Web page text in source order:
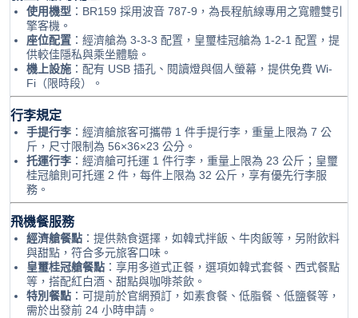
使用機型 ：BR159 採用波音 787-9，為長程航線專用之寬體雙引
擎客機。
座位配置 ：經濟艙為 3-3-3 配置，皇璽桂冠艙為 1-2-1 配置，提
供較佳隱私與乘坐體驗。
機上設施 ：配有 USB 插孔、閱讀燈與個人螢幕，提供免費 Wi-
Fi（限時段）。
行李規定
手提行李 ：經濟艙旅客可攜帶 1 件手提行李，重量上限為 7 公
斤，尺寸限制為 56×36×23 公分。
托運行李 ：經濟艙可托運 1 件行李，重量上限為 23 公斤；皇璽
桂冠艙則可托運 2 件，每件上限為 32 公斤，享有優先行李服
務。
飛機餐服務
經濟艙餐點 ：提供熱食選擇，如韓式拌飯、牛肉飯等，另附飲料
與甜點，符合多元旅客口味。
皇璽桂冠艙餐點 ：享用多道式正餐，選項如韓式套餐、西式餐點
等，搭配紅白酒、甜點與咖啡茶飲。
特別餐點 ：可提前於官網預訂，如素食餐、低脂餐、低鹽餐等，
需於出發前 24 小時申請。